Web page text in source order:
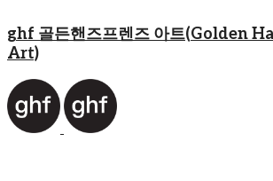
ghf 골든핸즈프렌즈 아트(Golden
Art)